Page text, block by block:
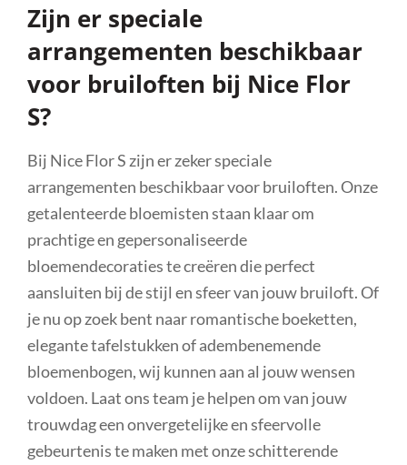
Zijn er speciale
arrangementen beschikbaar
voor bruiloften bij Nice Flor
S?
Bij Nice Flor S zijn er zeker speciale
arrangementen beschikbaar voor bruiloften. Onze
getalenteerde bloemisten staan klaar om
prachtige en gepersonaliseerde
bloemendecoraties te creëren die perfect
aansluiten bij de stijl en sfeer van jouw bruiloft. Of
je nu op zoek bent naar romantische boeketten,
elegante tafelstukken of adembenemende
bloemenbogen, wij kunnen aan al jouw wensen
voldoen. Laat ons team je helpen om van jouw
trouwdag een onvergetelijke en sfeervolle
gebeurtenis te maken met onze schitterende